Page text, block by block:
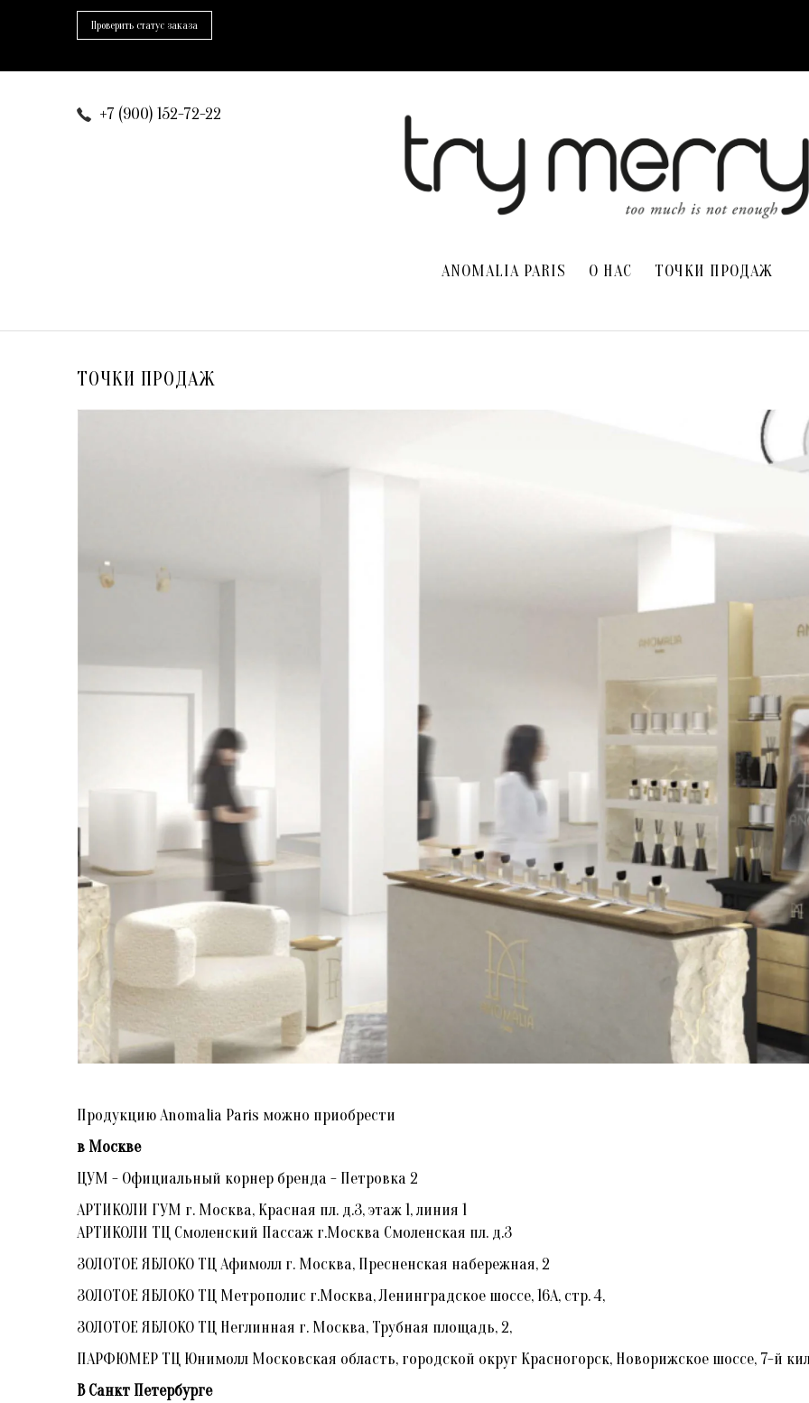
Проверить статус заказа
+7 (900) 152-72-22
ANOMALIA PARIS О НАС ТОЧКИ ПРОДАЖ
ТОЧКИ ПРОДАЖ
Продукцию Anomalia Paris можно приобрести
в Москве
ЦУМ - Официальный корнер бренда - Петровка 2
АРТИКОЛИ ГУМ г. Москва, Красная пл. д.3, этаж 1, линия 1
АРТИКОЛИ ТЦ Смоленский Пассаж г.Москва Смоленская пл. д.3
ЗОЛОТОЕ ЯБЛОКО ТЦ Афимолл г. Москва, Пресненская набережная, 2
ЗОЛОТОЕ ЯБЛОКО ТЦ Метрополис г.Москва, Ленинградское шоссе, 16А, стр. 4,
ЗОЛОТОЕ ЯБЛОКО ТЦ Неглинная г. Москва, Трубная площадь, 2,
ПАРФЮМЕР ТЦ Юнимолл Московская область, городской округ Красногорск, Новорижское шоссе, 7-й
В Санкт Петербурге